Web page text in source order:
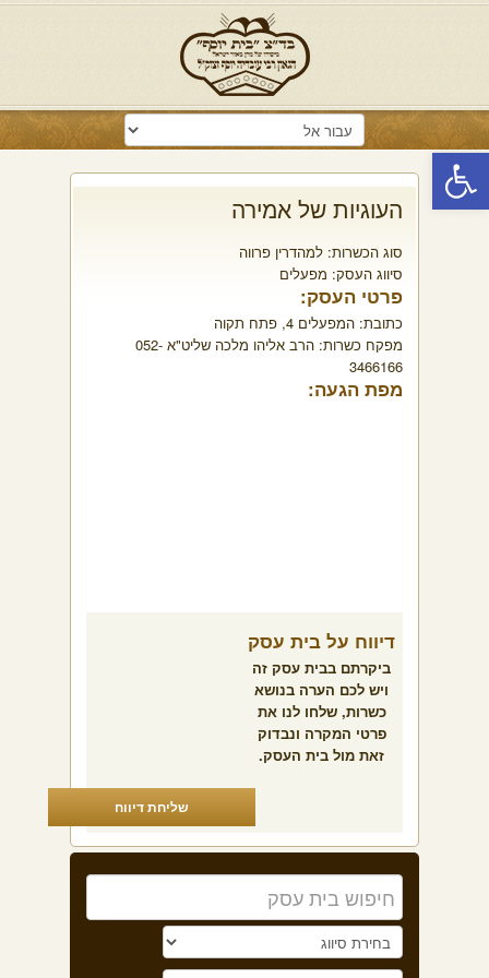
פתח סרגל נגישות
העוגיות של אמירה
סוג הכשרות: למהדרין פרווה
סיווג העסק: מפעלים
פרטי העסק:
כתובת: המפעלים 4, פתח תקוה
מפקח כשרות:
הרב אליהו מלכה שליט"א 052-
3466166
מפת הגעה:
דיווח על בית עסק
ביקרתם בבית עסק זה
ויש לכם הערה בנושא
כשרות, שלחו לנו את
פרטי המקרה ונבדוק
זאת מול בית העסק.
שליחת דיווח